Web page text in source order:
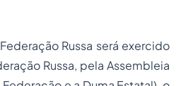
Russa será exercido
Russa, pela Assembleia